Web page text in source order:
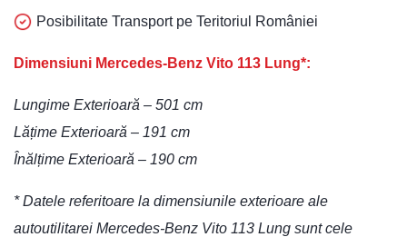
Posibilitate Transport pe Teritoriul României
Dimensiuni Mercedes-Benz Vito 113 Lung*:
Lungime Exterioară – 501 cm
Lățime Exterioară – 191 cm
Înălțime Exterioară – 190 cm
* Datele referitoare la dimensiunile exterioare ale
autoutilitarei Mercedes-Benz Vito 113 Lung sunt cele